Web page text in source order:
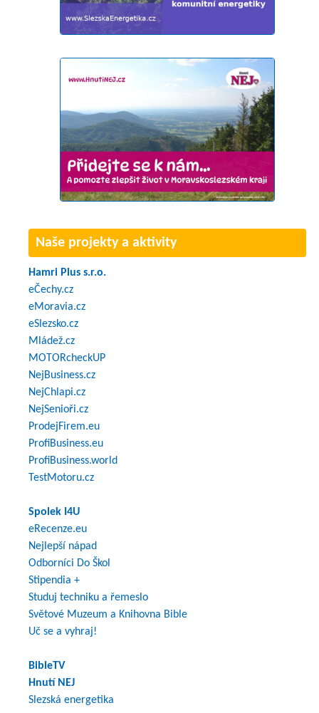
Naše projekty a aktivity
Hamri Plus s.r.o.
eČechy.cz
eMoravia.cz
eSlezsko.cz
Mládež.cz
MOTORcheckUP
NejBusiness.cz
NejChlapi.cz
NejSenioři.cz
ProdejFirem.eu
ProfiBusiness.eu
ProfiBusiness.world
TestMotoru.cz
Spolek I4U
eRecenze.eu
Nejlepší nápad
Odborníci Do Škol
Stipendia +
Studuj techniku a řemeslo
Světové Muzeum a Knihovna Bible
Uč se a vyhraj!
BibleTV
Hnutí NEJ
Slezská energetika